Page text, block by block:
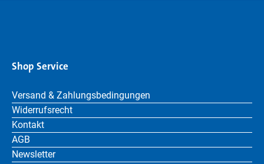
Shop Service
Versand & Zahlungsbedingungen
Widerrufsrecht
Kontakt
AGB
Newsletter